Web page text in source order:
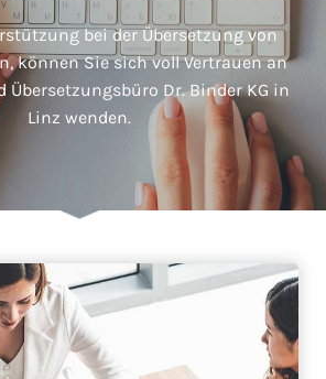
bei der Übersetzung von
können Sie sich voll Vertrauen an
Übersetzungsbüro Dr. Binder KG in
Linz wenden.